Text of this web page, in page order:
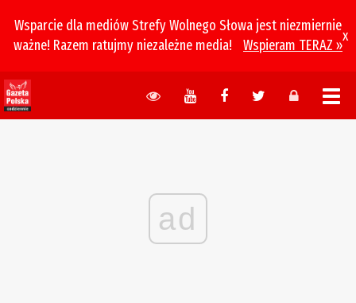
Wsparcie dla mediów Strefy Wolnego Słowa jest niezmiernie
ważne! Razem ratujmy niezależne media!
Wspieram TERAZ »
x
ad